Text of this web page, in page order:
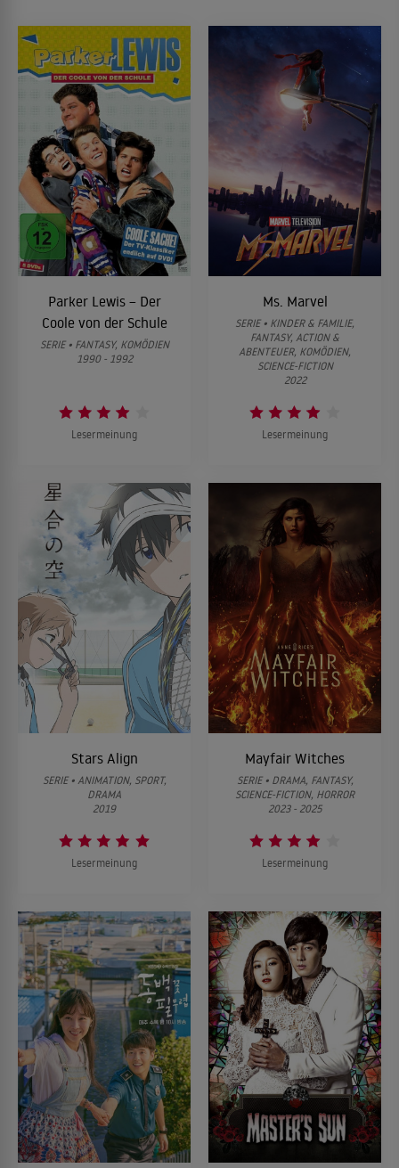
Parker Lewis – Der
Coole von der Schule
SERIE • FANTASY, KOMÖDIEN
1990 - 1992
Lesermeinung
Ms. Marvel
SERIE • KINDER & FAMILIE,
FANTASY, ACTION &
ABENTEUER, KOMÖDIEN,
SCIENCE-FICTION
2022
Lesermeinung
Stars Align
SERIE • ANIMATION, SPORT,
DRAMA
2019
Lesermeinung
Mayfair Witches
SERIE • DRAMA, FANTASY,
SCIENCE-FICTION, HORROR
2023 - 2025
Lesermeinung